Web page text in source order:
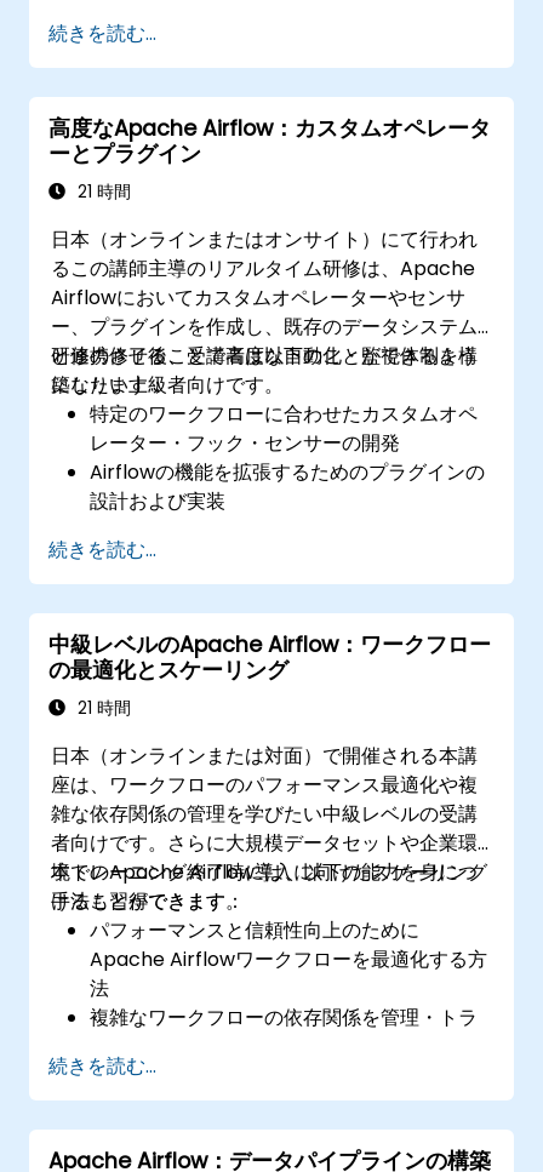
ルとの連携手法
自動化されたパイプラインを通じて機械学習
モデルをデプロイする方法
本番環境における機械学習ワークフローを監
視・最適化する手法
続きを読む...
高度なApache Airflow：カスタムオペレータ
ーとプラグイン
21 時間
日本（オンラインまたはオンサイト）にて行われ
るこの講師主導のリアルタイム研修は、Apache
Airflowにおいてカスタムオペレーターやセンサ
ー、プラグインを作成し、既存のデータシステム
と連携させることで高度な自動化・監視体制を構
築したい上級者向けです。
研修の修了後、受講者は以下のことができるよう
になります：
特定のワークフローに合わせたカスタムオペ
レーター・フック・センサーの開発
Airflowの機能を拡張するためのプラグインの
設計および実装
ビスの統合
高度なデバッグツールを用いたワークフロー
の最適化・監視
大規模なAirflow環境を管理するためのベスト
プラクティス活用
続きを読む...
中級レベルのApache Airflow：ワークフロー
の最適化とスケーリング
21 時間
日本（オンラインまたは対面）で開催される本講
座は、ワークフローのパフォーマンス最適化や複
雑な依存関係の管理を学びたい中級レベルの受講
者向けです。さらに大規模データセットや企業環
境でのApache Airflow導入に向けたスケーリング
手法も習得できます。
本トレーニング終了時には、以下の能力を身につ
けることができます：
パフォーマンスと信頼性向上のために
Apache Airflowワークフローを最適化する方
法
複雑なワークフローの依存関係を管理・トラ
カスタムオペレーターやセンサーなど、高度
なAirflow機能の活用方法
大規模データ処理や分散システムに対応でき
るようApache Airflowをスケーリングする手
続きを読む...
Apache Airflow：データパイプラインの構築